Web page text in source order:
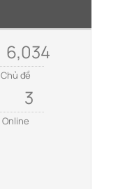
6,034
Chủ đề
3
Online